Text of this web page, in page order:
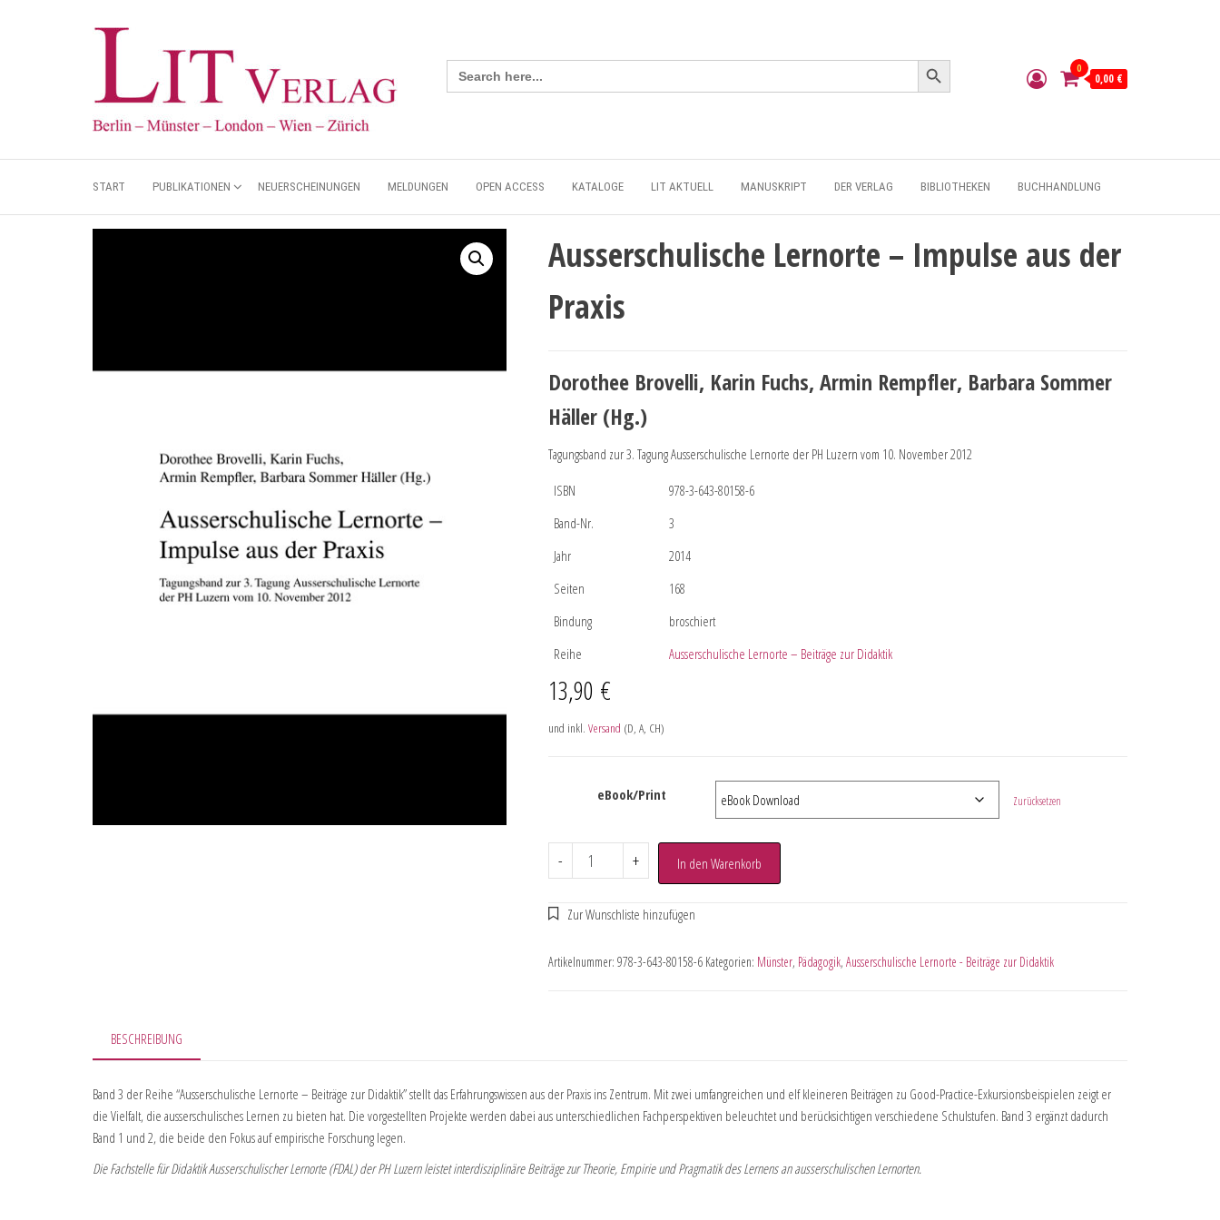
Search
for:
Search Button
0
0,00 €
START PUBLIKATIONEN NEUERSCHEINUNGEN MELDUNGEN OPEN ACCESS KATALOGE LIT AKTUELL MANUSKRIPT DER VERLAG BIBLIOTHEKEN BUCHHANDLUNG
Ausserschulische Lernorte – Impulse aus der
Praxis
Dorothee Brovelli, Karin Fuchs, Armin Rempfler, Barbara Sommer
Häller (Hg.)
Tagungsband zur 3. Tagung Ausserschulische Lernorte der PH Luzern vom 10. November 2012
ISBN
978-3-643-80158-6
Band-Nr.
3
Jahr
2014
Seiten
168
Bindung
broschiert
Reihe
Ausserschulische Lernorte – Beiträge zur Didaktik
13,90 €
und inkl. Versand (D, A, CH)
eBook/Print Zurücksetzen
- + In den Warenkorb
Artikelnummer: 978-3-643-80158-6 Kategorien: Münster, Pädagogik, Ausserschulische Lernorte - Beiträge zur Didaktik
BESCHREIBUNG
Band 3 der Reihe “Ausserschulische Lernorte – Beiträge zur Didaktik” stellt das Erfahrungswissen aus der Praxis ins Zentrum. Mit zwei umfangreichen und elf kleineren Beiträgen zu Good-Practice-Exkursionsbeispielen zeigt er
die Vielfalt, die ausserschulisches Lernen zu bieten hat. Die vorgestellten Projekte werden dabei aus unterschiedlichen Fachperspektiven beleuchtet und berücksichtigen verschiedene Schulstufen. Band 3 ergänzt dadurch
Band 1 und 2, die beide den Fokus auf empirische Forschung legen.
Die Fachstelle für Didaktik Ausserschulischer Lernorte (FDAL) der PH Luzern leistet interdisziplinäre Beiträge zur Theorie, Empirie und Pragmatik des Lernens an ausserschulischen Lernorten.